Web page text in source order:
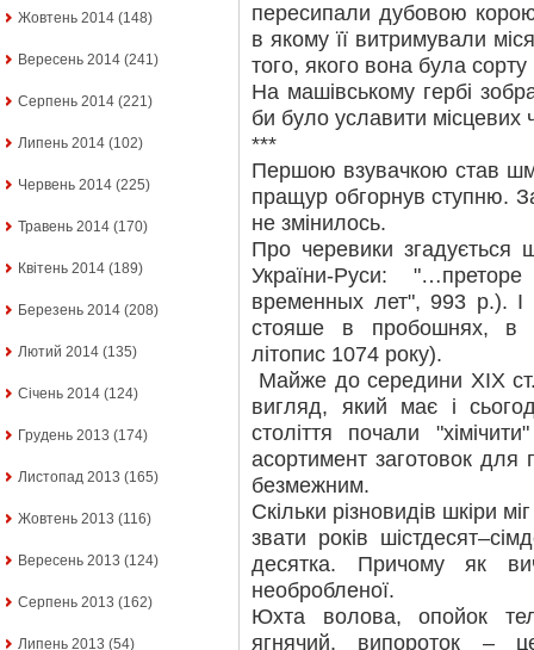
Жовтень 2014 (148)
Вересень 2014 (241)
Серпень 2014 (221)
Липень 2014 (102)
Червень 2014 (225)
Травень 2014 (170)
Квітень 2014 (189)
Березень 2014 (208)
Лютий 2014 (135)
Січень 2014 (124)
Грудень 2013 (174)
Листопад 2013 (165)
Жовтень 2013 (116)
Вересень 2013 (124)
Серпень 2013 (162)
Липень 2013 (54)
пересипали дубовою
в якому її витримували
того, якого вона була сорту
На машівському гербі
би було уславити місцевих
***
Першою взувачкою став
пращур обгорнув ступню.
не змінилось.
Про черевики згадується
України-Руси:
временных лет", 993 р.). І
стояше в пробошнях, в
літопис 1074 року).
Майже до середини ХІХ
вигляд, який має і
століття почали
асортимент заготовок для
безмежним.
Скільки різновидів шкіри
звати років
десятка. Причому як
необробленої.
Юхта волова, опойок
ягнячий, випороток –